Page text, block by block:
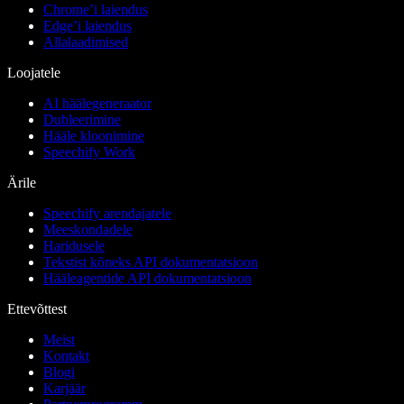
Chrome’i laiendus
Edge’i laiendus
Allalaadimised
Loojatele
AI häälegeneraator
Dubleerimine
Hääle kloonimine
Speechify Work
Ärile
Speechify arendajatele
Meeskondadele
Haridusele
Tekstist kõneks API dokumentatsioon
Hääleagentide API dokumentatsioon
Ettevõttest
Meist
Kontakt
Blogi
Karjäär